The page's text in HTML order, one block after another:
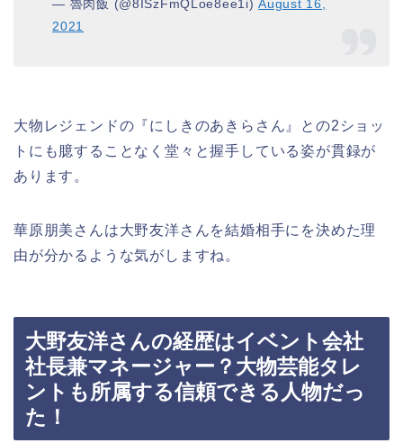
— 魯肉飯 (@8ISzFmQLoe8ee1i)August 16,
2021
大物レジェンドの『にしきのあきらさん』との2ショッ
トにも臆することなく堂々と握手している姿が貫録が
あります。
華原朋美さんは大野友洋さんを結婚相手にを決めた理
由が分かるような気がしますね。
大野友洋さんの経歴はイベント会社
社長兼マネージャー？大物芸能タレ
ントも所属する信頼できる人物だっ
た！